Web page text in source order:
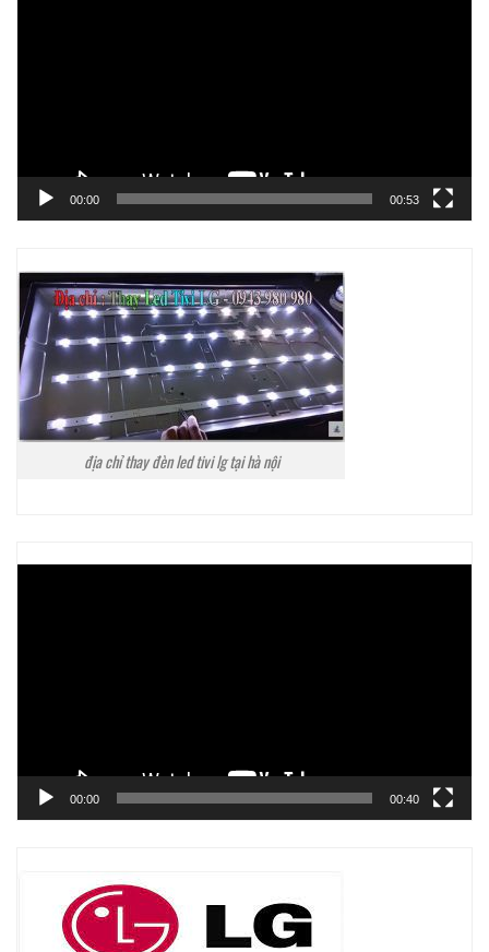
00:00 00:53
địa chỉ thay đèn led tivi lg tại hà nội
00:00 00:40